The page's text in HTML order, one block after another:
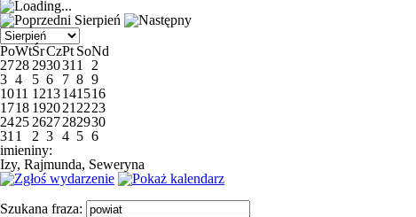
Sierpień
PoWtŚrCzPt SoNd
2728 293031 1
2
3 4 5 6 7 8 9
1011 1213141516
1718 192021 2223
2425 2627282930
31 1 2 3 4 5 6
imieniny:
Izy, Rajmunda, Seweryna
Szukana fraza: